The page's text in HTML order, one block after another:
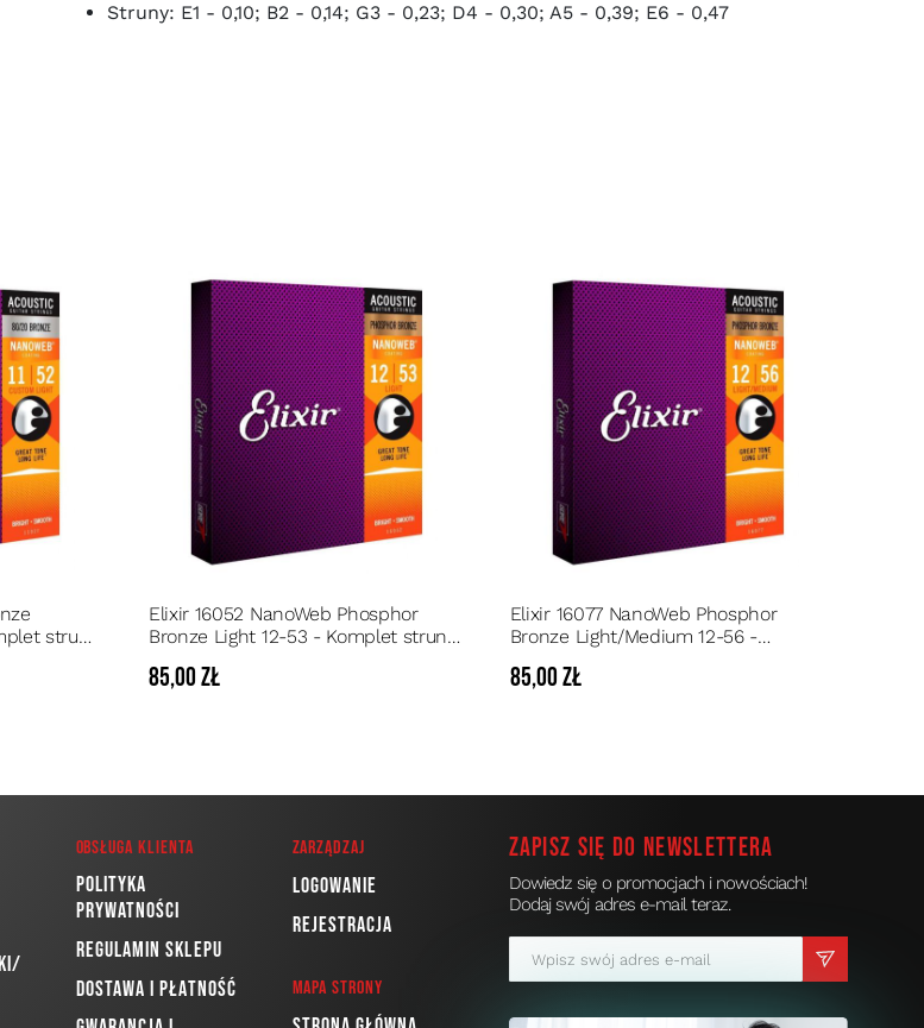
Struny: E1 - 0,10; B2 - 0,14; G3 - 0,23; D4 - 0,30; A5 - 0,39; E6 - 0,47
strun
Elixir 16052 NanoWeb Phosphor
Bronze Light 12-53 - Komplet strun
żywotności
85,00 zł
Elixir 16077 NanoWeb Phosphor
Bronze Light/Medium 12-56 -
o przedłużonej żywotności
85,00 zł
Obsługa klienta
Polityka
prywatności
Regulamin sklepu
Dostawa i płatność
Zarządzaj
Logowanie
Rejestracja
Mapa strony
Zapisz się do newslettera
Dowiedz się o promocjach i nowościach!
Dodaj swój adres e-mail teraz.